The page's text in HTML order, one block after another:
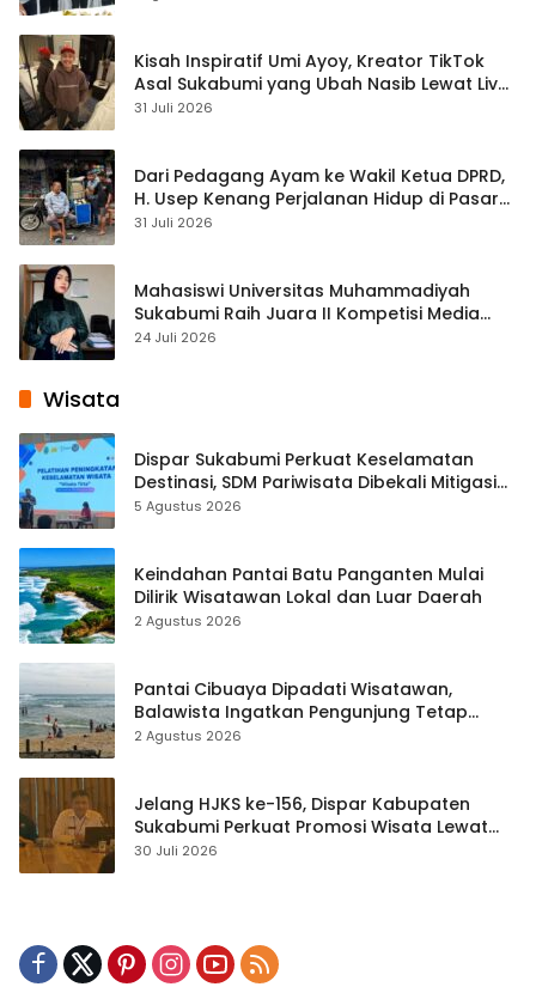
Kisah Inspiratif Umi Ayoy, Kreator TikTok
Asal Sukabumi yang Ubah Nasib Lewat Live
Streaming
31 Juli 2026
Dari Pedagang Ayam ke Wakil Ketua DPRD,
H. Usep Kenang Perjalanan Hidup di Pasar
Cisaat
31 Juli 2026
Mahasiswi Universitas Muhammadiyah
Sukabumi Raih Juara II Kompetisi Media
Pembelajaran Digital Tingkat Internasional
24 Juli 2026
Wisata
Dispar Sukabumi Perkuat Keselamatan
Destinasi, SDM Pariwisata Dibekali Mitigasi
hingga Teknik Evakuasi
5 Agustus 2026
Keindahan Pantai Batu Panganten Mulai
Dilirik Wisatawan Lokal dan Luar Daerah
2 Agustus 2026
Pantai Cibuaya Dipadati Wisatawan,
Balawista Ingatkan Pengunjung Tetap
Waspada
2 Agustus 2026
Jelang HJKS ke-156, Dispar Kabupaten
Sukabumi Perkuat Promosi Wisata Lewat
Publikasi Digital
30 Juli 2026